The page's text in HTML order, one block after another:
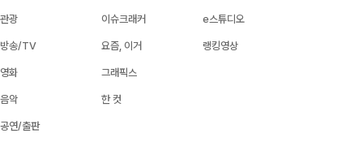
관광
방송/TV
영화
음악
공연/출판
이슈크래커
요즘, 이거
그래픽스
한 컷
e스튜디오
랭킹영상